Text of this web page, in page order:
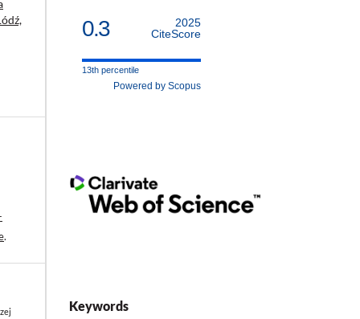
.
0.3
2025
CiteScore
13th percentile
Powered by Scopus
Keywords